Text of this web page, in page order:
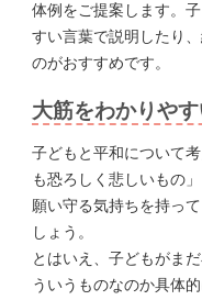
体例をご提案します。
すい言葉で説明したり
のがおすすめです。
大筋をわかりや
子どもと平和について
も恐ろしく悲しいもの
願い守る気持ちを持っ
しょう。
とはいえ、子どもがま
ういうものなのか具体